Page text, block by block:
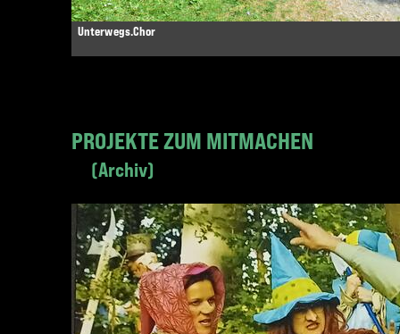
Unterwegs.Chor
PROJEKTE ZUM MITMACHEN
Archiv